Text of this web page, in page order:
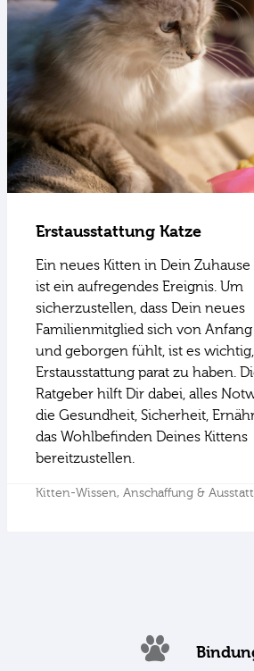
Erstausstattung Katze
Ein neues Kitten in Dein
ist ein aufregendes Ereignis. Um
sicherzustellen, dass Dein neues
Familienmitglied sich von
und geborgen fühlt, ist es
Erstausstattung parat zu haben.
Ratgeber hilft Dir dabei, alles
die Gesundheit, Sicherheit,
das Wohlbefinden Deines Kittens
bereitzustellen.
Kitten-Wissen, Anschaffung &